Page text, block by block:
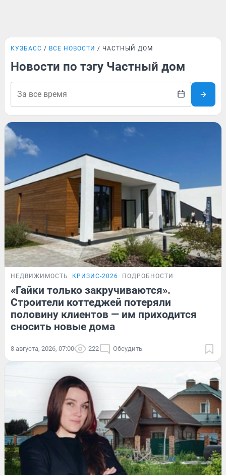
КУЗБАСС ВСЕ НОВОСТИ ЧАСТНЫЙ ДОМ
Новости по тэгу Частный дом
НЕДВИЖИМОСТЬ КРИЗИС-2026 ПОДРОБНОСТИ
«Гайки только закручиваются».
Строители коттеджей потеряли
половину клиентов — им приходится
сносить новые дома
8 августа, 2026, 07:00 222 Обсудить